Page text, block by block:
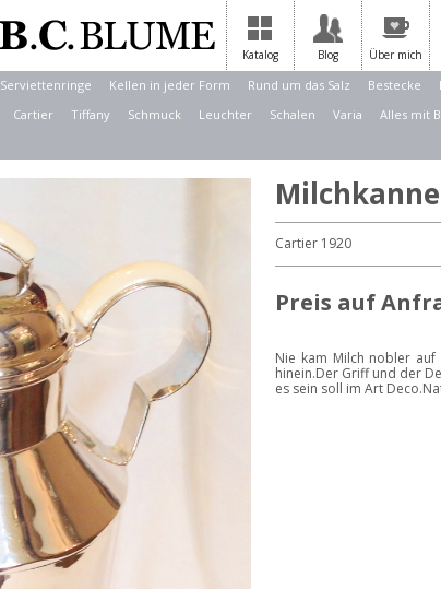
Katalog Blog Über mich
Serviettenringe Kellen in jeder Form Rund um das Salz Bestecke
Cartier Tiffany Schmuck Leuchter Schalen Varia Alles mit
Milchkanne
Cartier 1920
Preis auf
Nie kam Milch nobler
hinein.Der Griff und der
es sein soll im Art